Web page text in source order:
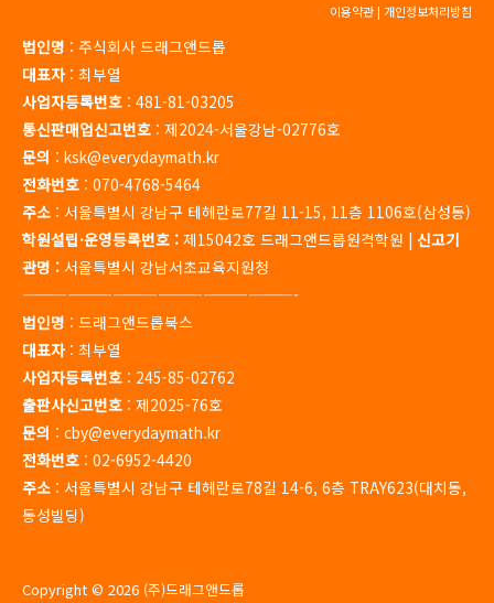
이용약관| 개인정보처리방침
법인명 : 주식회사 드래그앤드롭
대표자: 최부열
사업자등록번호 : 481-81-03205
통신판매업신고번호 : 제2024-서울강남-02776호
문의 : ksk@everydaymath.kr
전화번호 : 070-4768-5464
주소 : 서울특별시 강남구 테헤란로77길 11-15, 11층 1106호(삼성동)
학원설립·운영등록번호 : 제15042호 드래그앤드롭원격학원 | 신고기
관명 : 서울특별시 강남서초교육지원청
——————————————————-
법인명 : 드래그앤드롭북스
대표자: 최부열
사업자등록번호 : 245-85-02762
출판사신고번호 : 제2025-76호
문의 : cby@everydaymath.kr
전화번호 : 02-6952-4420
주소 : 서울특별시 강남구 테헤란로78길 14-6, 6층 TRAY623(대치동,
동성빌딩)
Copyright © 2026 (주)드래그앤드롭